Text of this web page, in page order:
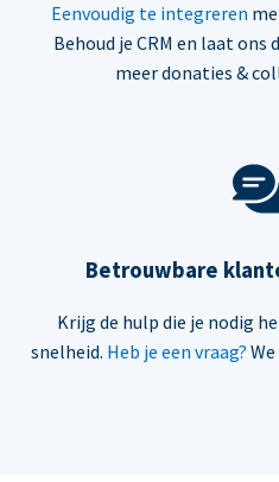
Eenvoudig te integreren
Behoud je CRM en laat ons
meer donaties &
Betrouwbare
Krijg de hulp die je nodig
snelheid. Heb je een vraag?